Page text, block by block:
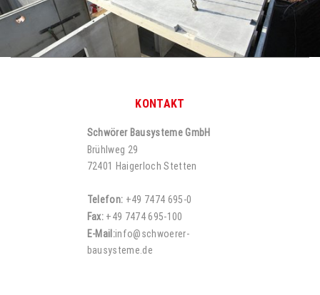
KONTAKT
Schwörer Bausysteme GmbH
Brühlweg 29
72401 Haigerloch Stetten
Telefon: +49 7474 695-0
Fax: +49 7474 695-100
E-Mail:info@schwoerer-
bausysteme.de